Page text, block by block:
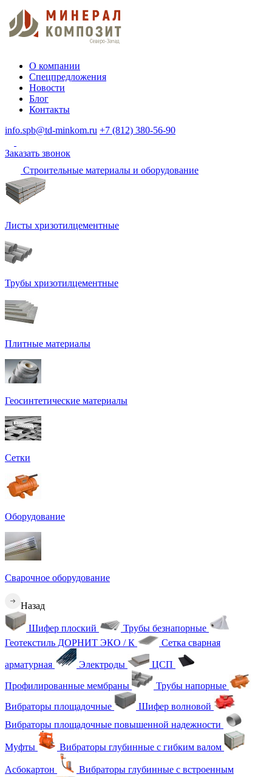
О компании
Спецпредложения
Новости
Блог
Контакты
info.spb@td-minkom.ru +7 (812) 380-56-90
Заказать звонок
Строительные материалы и оборудование
Листы хризотилцементные
Трубы хризотилцементные
Плитные материалы
Геосинтетические материалы
Сетки
Оборудование
Сварочное оборудование
Назад
Шифер плоский
Трубы безнапорные
Геотекстиль ДОРНИТ ЭКО / К
Сетка сварная
арматурная Электроды ЦСП
Профилированные мембраны
Трубы напорные
Вибраторы площадочные
Шифер волновой
Вибраторы площадочные повышенной надежности
Муфты Вибраторы глубинные с гибким валом
Асбокартон
Вибраторы глубинные с встроенным